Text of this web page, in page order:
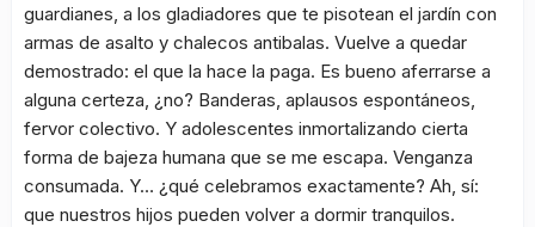
guardianes, a los gladiadores que te pisotean el jardín con
armas de asalto y chalecos antibalas. Vuelve a quedar
demostrado: el que la hace la paga. Es bueno aferrarse a
alguna certeza, ¿no? Banderas, aplausos espontáneos,
fervor colectivo. Y adolescentes inmortalizando cierta
forma de bajeza humana que se me escapa. Venganza
consumada. Y… ¿qué celebramos exactamente? Ah, sí:
que nuestros hijos pueden volver a dormir tranquilos.